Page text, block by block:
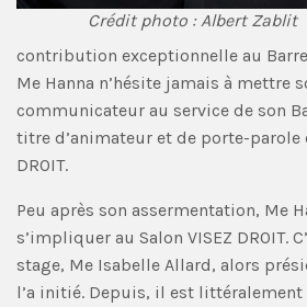
Crédit photo : Albert Zablit
contribution exceptionnelle au
Me Hanna n’hésite jamais à mettre
communicateur au service de son
titre d’animateur et de porte-parole
DROIT.
Peu après son assermentation, Me
s’impliquer au Salon VISEZ DROIT.
stage, Me Isabelle Allard, alors
l’a initié. Depuis, il est